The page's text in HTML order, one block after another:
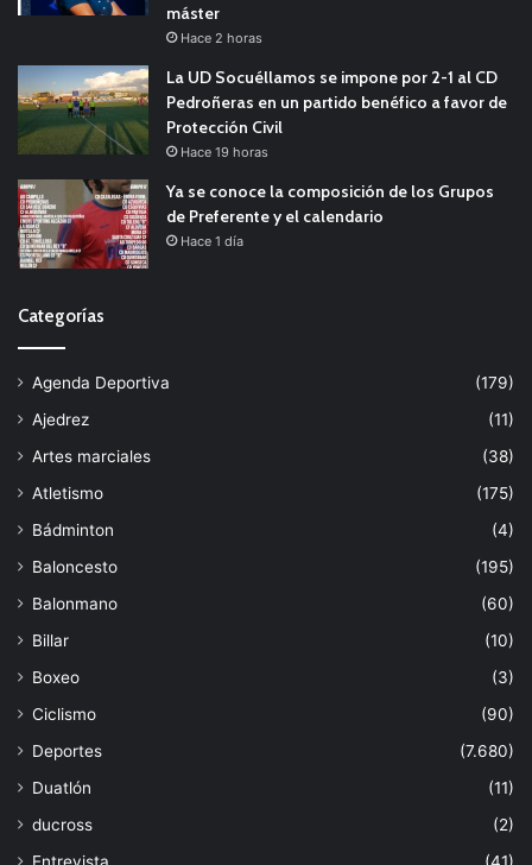
máster
Hace 2 horas
La UD Socuéllamos se impone por 2-1 al CD
Pedroñeras en un partido benéfico a favor de
Protección Civil
Hace 19 horas
Ya se conoce la composición de los Grupos
de Preferente y el calendario
Hace 1 día
Categorías
Agenda Deportiva
(179)
Ajedrez
(11)
Artes marciales
(38)
Atletismo
(175)
Bádminton
(4)
Baloncesto
(195)
Balonmano
(60)
Billar
(10)
Boxeo
(3)
Ciclismo
(90)
Deportes
(7.680)
Duatlón
(11)
ducross
(2)
Entrevista
(41)